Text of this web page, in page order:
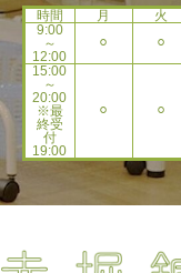
時間 月 火
9:00
～
12:00
⚪︎ ⚪︎
15:00
～
20:00
※最
終受
付
19:00
⚪︎ ⚪︎